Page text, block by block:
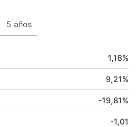
5 años
1,18%
9,21%
-19,81%
-1,01